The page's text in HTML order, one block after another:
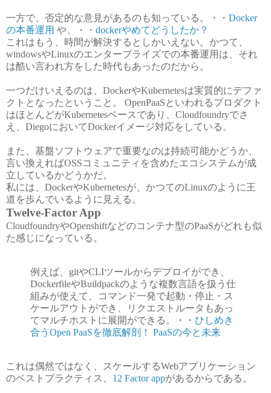
一方で、否定的な意見があるのも知っている。・・ Docker
の本番運用 や、・・ dockerやめてどうしたか？
これはもう、時間が解決するとしかいえない。かつて、
windowsやLinuxのエンタープライズでの本番運用は、それ
は酷い言われ方をした時代もあったのだから。
一つだけいえるのは、DockerやKubernetesは実質的にデファ
クトとなったということ。 OpenPaaSといわれるプロダクト
はほとんどがKubernetesベースであり、Cloudfoundryでさ
え、DiegoにおいてDockerイメージ対応をしている。
また、基盤ソフトウェアで重要なのは持続可能かどうか、
言い換えればOSSコミュニティを含めたエコシステムが成
立しているかどうかだ。
私には、DockerやKubernetesが、かつてのLinuxのように王
道を歩んでいるように見える。
Twelve-Factor App
CloudfoundryやOpenshiftなどのコンテナ型のPaaSがどれも似
た感じになっている。
例えば、gitやCLIツールからデプロイができ、
DockerfileやBuildpackのような複数言語を扱う仕
組みが使えて、コマンド一発で起動・停止・ス
ケールアウトができ、リクエストルータもあっ
てマルチホストに展開ができる。・・ ひしめき
合うOpen PaaSを徹底解剖！ PaaSの今と未来
これは偶然ではなく、スケールするWebアプリケーション
のベストプラクティス、 12 Factor appがあるからである。